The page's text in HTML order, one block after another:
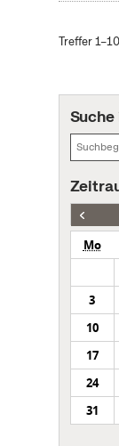
Treffer
Mo
3
10
17
24
31